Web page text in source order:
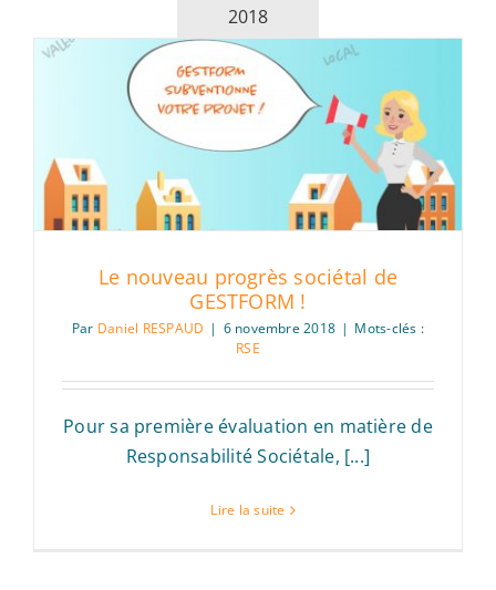
2018
Le nouveau progrès sociétal de
GESTFORM !
Par Daniel RESPAUD | 6 novembre 2018 | Mots-clés :
RSE
Pour sa première évaluation en matière de
Responsabilité Sociétale, [...]
Lire la suite